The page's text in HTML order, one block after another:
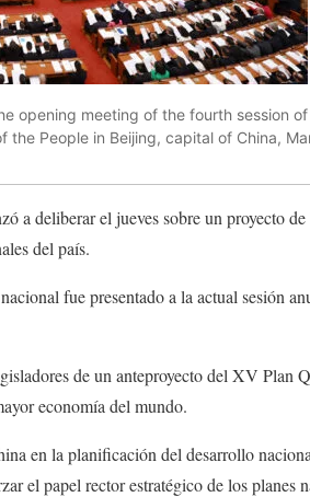
opening meeting of the fourth session
the People in Beijing, capital of China,
a deliberar el jueves sobre un proyecto de
del país.
fue presentado a la actual sesión
de un anteproyecto del XV Plan
economía del mundo.
en la planificación del desarrollo
el papel rector estratégico de los planes